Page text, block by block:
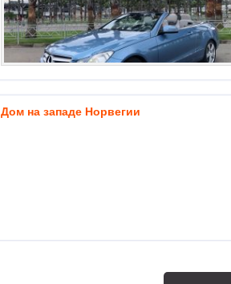
Дом на западе Норвегии